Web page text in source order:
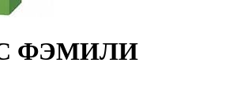
ФЭМИЛИ